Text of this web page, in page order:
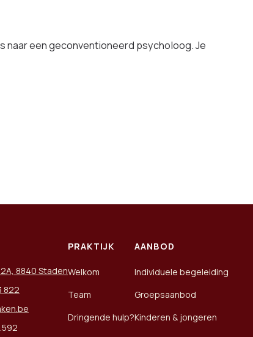
naar een geconventioneerd psycholoog. Je
8840 Staden
822
PRAKTIJK
Welkom
Team
Dringende hulp?
AANBOD
Individuele begeleiding
Groepsaanbod
Kinderen & jongeren